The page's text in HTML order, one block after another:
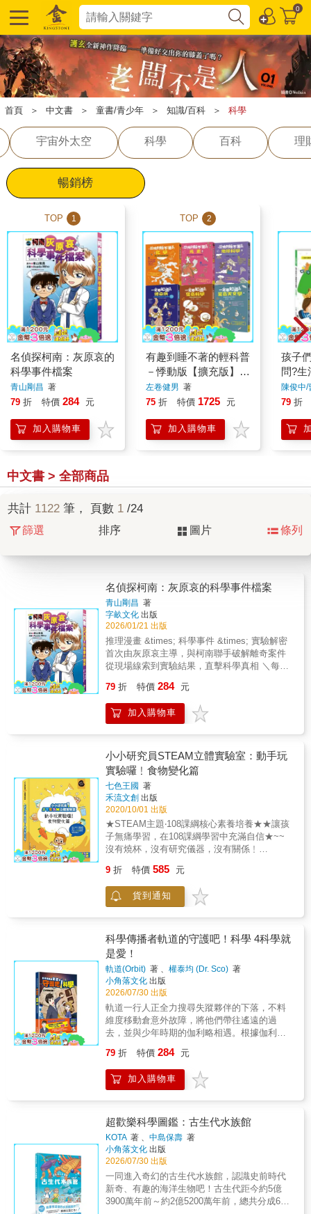
0
首頁 ＞ 中文書 ＞ 童書/青少年 ＞ 知識/百科 ＞ 科學
宇宙外太空 科學 百科 理
暢銷榜
TOP 1
名偵探柯南：灰原哀的
科學事件檔案
青山剛昌 著
79 折 特價 284 元
加入購物車
TOP 2
有趣到睡不著的輕科普
－悸動版【擴充版】
(共6冊)：化學．元
素．地球科學．天文
左卷健男 著
75 折 特價 1725 元
加入購物車
孩子
問?生
陳俊中/
79 折
中文書 > 全部商品
共計 1122 筆， 頁數 1 /24
篩選 排序 圖片 條列
名偵探柯南：灰原哀的科學事件檔案
青山剛昌 著
字畝文化 出版
2026/01/21 出版
推理漫畫 &times; 科學事件 &times; 實驗解密
首次由灰原哀主導，與柯南聯手破解離奇案件
從現場線索到實驗結果，直擊科學真相 ＼每單
做實驗／ 地板上出現詭異的臉？毛巾上浮現詛
咒文字？ 灰原哀以冷靜的科學腦，抽絲剝繭追
查真相。 每起離奇事件背後，都藏著不同的科
結果， 真相──終將在科學證據中揭曉！ 本書
特色 ◆推理漫畫 &times; 科學實驗，一次滿
足！ 從光線反射、鏡面錯覺到電流作用，看似
不可思議的事件，都暗藏科學線索，刺激又燒
腦。孩子不僅能追隨灰原哀的推理步調，還能
在案件後的實驗中親眼見證「真相如何被科學
揭開」。 ◆灰原哀化身科學偵探，理性破解謎
團！ 灰原哀以冷靜頭腦與縝密分析，從現場的
微小線索出發，逐步還原事件全貌。她不倚賴
直覺，而是透過科學思考釐清現象，展現理性
手實驗！ 每個單元都搭配「灰原哀的科學實驗
室」，用簡單材料重現故事中的關鍵現象。孩
子能動手實驗、觀察變化，在過程中體會科學
79 折 特價 284 元
加入購物車
小小研究員STEAM立體實驗室：動手玩
實驗囉﹗食物變化篇
七色王國 著
禾流文創 出版
2020/10/01 出版
★STEAM主題‧108課綱核心素養培養★★讓孩
子無痛學習，在108課綱學習中充滿自信★~~
沒有燒杯，沒有研究儀器，沒有關係﹗
研究員的紙上立體實驗室﹗★你知道如何把柳
橙汁變多嗎﹖你知道如何讓爆米花跳高嗎﹖你
知道為什麼蘋果會變黃嗎﹖你知道吸管是超級
破掉，為什麼做麵包要放小蘇打粉，好奇的他
們開始探索食物背後隱藏的祕密。簡易的理
論、有趣的情境，紙上立體實驗室開張囉﹗書
籍特色★日常生活取材，讓科學和孩子的生活
經驗緊密結合﹗日常生活中隱藏著許多物理、
化學現象，本書從中取材，讓艱深、難懂的科
學理論跳出古板的教學課本，變成貼近生活的
輕鬆小知識，除了提高小讀者對物理、化學的
學習興趣，也培養探究事務的精神。★上百處
新奇好玩的機關，邊玩邊學，加深孩子的記
動機關的方式，讓孩子在玩樂中，對科學的認
知有更深入的了解，並且加深其記憶力。★清
楚、簡潔的介紹，培養孩子的邏輯思考能力﹗
書透過立體機關、翻翻頁的設計，一個階段、
一個階段帶領孩子思考科學流程與因果關係，
從中培養邏輯思考能力。★STEAM主題，108
課綱核心素養的培養STEAM精神包含跨領域、
生活應用、解決問題、五感學習，108課綱的核
心素養是指面對現在生活和未來挑戰時，所應
具備的知識、能力和態度。本書的STEAM精神
9 折 特價 585 元
貨到通知
科學傳播者軌道的守護吧！科學 4科學就
是愛！
軌道(Orbit) 著 、權泰均 (Dr. Sco) 著
小角落文化 出版
2026/07/30 出版
軌道一行人正全力搜尋失蹤夥伴的下落，不料
維度移動倉意外故障，將他們帶往遙遠的過
去，並與少年時期的伽利略相遇。根據伽利略
捲走。面對未知的異常，他們能否在陌生的時
代尋回夥伴？失蹤的理才和岱妮又遭遇什麼樣
的奇遇？這場跨越時空的科學冒險，絕對不容
中。跟隨軌道，開心地跌跌撞撞，你將遇見愛
因斯坦，也會碰到達爾文。好了，大家一起來
踏上這段令人興奮的科學之旅吧！──崔載天
（梨花大學生態科學系名譽教授 / 生物多樣性
基金會理事長）「科學簡單又有趣」這句話根
本是謊言。科學其實是困難且枯燥的，因為科
學家使用的是與我們日常生活不同的語言——
數學語言，因此需要翻譯者。這些翻譯者，就
79 折 特價 284 元
加入購物車
超歡樂科學圖鑑：古生代水族館
KOTA著 、中島保壽 著
小角落文化 出版
2026/07/30 出版
一同進入奇幻的古生代水族館，認識史前時代
新奇、有趣的海洋生物吧！古生代距今約5億
3900萬年前～約2億5200萬年前，總共分成6個